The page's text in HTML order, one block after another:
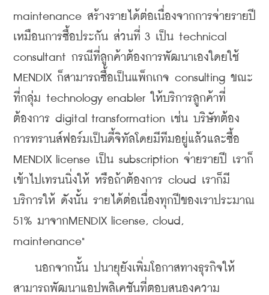
maintenance สร้างรายได้ต่อเนื่องจากการจ่ายรายปี
เหมือนการซื้อประกัน ส่วนที่ 3 เป็น technical
consultant กรณีที่ลูกค้าต้องการพัฒนาเองใดยใช้
MENDIX ก็สามารถซื้อเป็นแพ็กเกจ consulting ขณะ
ที่กลุ่ม technology enabler ให้บริการลูกค้าที่
ต้องการ digital transformation เช่น บริษัทต้อง
การทรานส์ฟอร์มเป็นดี้จิทัลโดยมีทีมอยู่แล้วและซื้อ
MENDIX license เป็น subscription จ่ายรายปี เราก็
เข้าไปเทรนนิ่งให้ หรือถ้าต้องการ cloud เราก็มี
บริการให้ ดังนั้น รายได้ต่อเนื่องทุกปีของเราประมาณ
51% มาจากMENDIX license, cloud,
maintenance"
นอกจากนั้น ปนายุยังเพิ่มโอกาสทางธุรกิจให้
สามารถพัฒนาแอปพลิเคชันที่ตอบสนองความ